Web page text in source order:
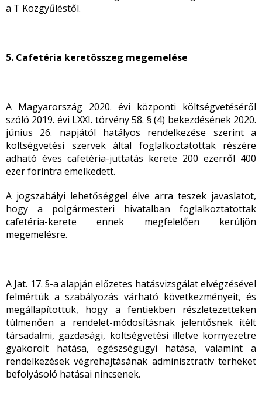
a T Közgyűléstől.
5. Cafetéria keretösszeg megemelése
A Magyarország 2020. évi központi költségvetéséről
szóló 2019. évi LXXI. törvény 58. § (4) bekezdésének 2020.
június 26. napjától hatályos rendelkezése szerint a
költségvetési szervek által foglalkoztatottak részére
adható éves cafetéria-juttatás kerete 200 ezerről 400
ezer forintra emelkedett.
A jogszabályi lehetőséggel élve arra teszek javaslatot,
hogy a polgármesteri hivatalban foglalkoztatottak
cafetéria-kerete ennek megfelelően kerüljön
megemelésre.
A Jat. 17. §-a alapján előzetes hatásvizsgálat elvégzésével
felmértük a szabályozás várható következményeit, és
megállapítottuk, hogy a fentiekben részletezetteken
túlmenően a rendelet-módosításnak jelentősnek ítélt
társadalmi, gazdasági, költségvetési illetve környezetre
gyakorolt hatása, egészségügyi hatása, valamint a
rendelkezések végrehajtásának adminisztratív terheket
befolyásoló hatásai nincsenek.